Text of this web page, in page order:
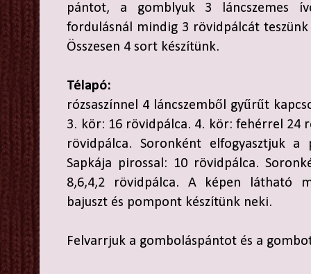
pántot, a gomblyuk 3 láncszemes
fordulásnál mindig 3 rövidpálcát
Összesen 4 sort készítünk.
Télapó:
rózsaszínnel 4 láncszemből gyűrűt
3. kör: 16 rövidpálca. 4. kör: fehérrel 24
rövidpálca. Soronként elfogyasztjuk a
Sapkája pirossal: 10 rövidpálca.
8,6,4,2 rövidpálca. A képen látható
bajuszt és pompont készítünk neki.
Felvarrjuk a gomboláspántot és a